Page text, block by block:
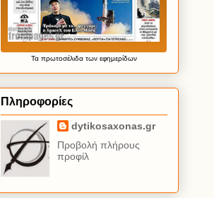
Τα πρωτοσέλιδατων εφημερίδων
Πληροφορίες
dytikosaxonas.gr
Προβολή πλήρους
προφίλ